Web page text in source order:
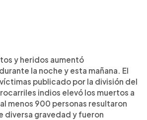
y heridos aumentó
la noche y esta mañana. El
publicado por la división del
indios elevó los muertos a
menos 900 personas resultaron
diversa gravedad y fueron